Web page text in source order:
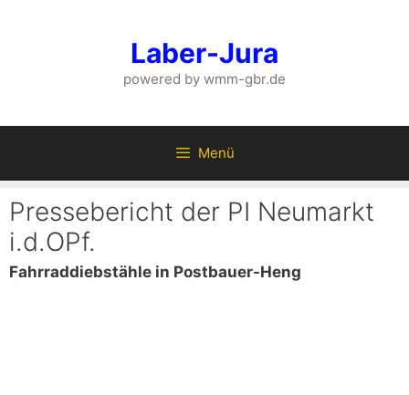
Laber-Jura
powered by wmm-gbr.de
Menü
Pressebericht der PI Neumarkt
i.d.OPf.
Fahrraddiebstähle in Postbauer-Heng